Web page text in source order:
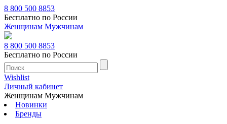
8 800 500 8853
Бесплатно по России
Женщинам Мужчинам
8 800 500 8853
Бесплатно по России
Wishlist
Личный кабинет
Женщинам Мужчинам
Новинки
Бренды